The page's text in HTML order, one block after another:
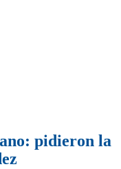
pidieron la